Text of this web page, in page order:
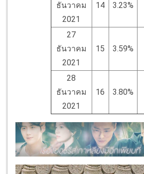
ธันวาคม
2021
14 3.23%
27
ธันวาคม
2021
15 3.59%
28
ธันวาคม
2021
16 3.80%